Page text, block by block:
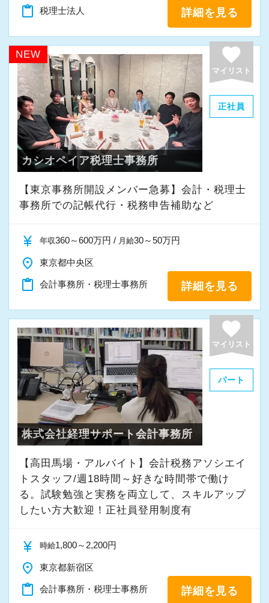
私たちと一緒に成長しながら働いてみません
か。
ご応募をお待ちしております！
content_paste 税理士法人 詳細を見る
NEW favorite
マイリスト
正社員
カシオペイア税理士事務所
【東京事務所開設メンバー急募】会計・税理士
事務所での記帳代行・税務申告補助など
currency_yen 年収360～600万円 / 月給30～50万円
place 東京都中央区
content_paste 会計事務所・税理士事務所 詳細を見る
favorite
マイリスト
パート
株式会社経理サポート会計事務所
【高田馬場・アルバイト】会計税務アソシエイ
トスタッフ/週18時間～好きな時間帯で働け
る。試験勉強と実務を両立して、スキルアップ
したい方大歓迎！正社員登用制度有
currency_yen 時給1,800～2,200円
place 東京都新宿区
content_paste 会計事務所・税理士事務所 詳細を見る